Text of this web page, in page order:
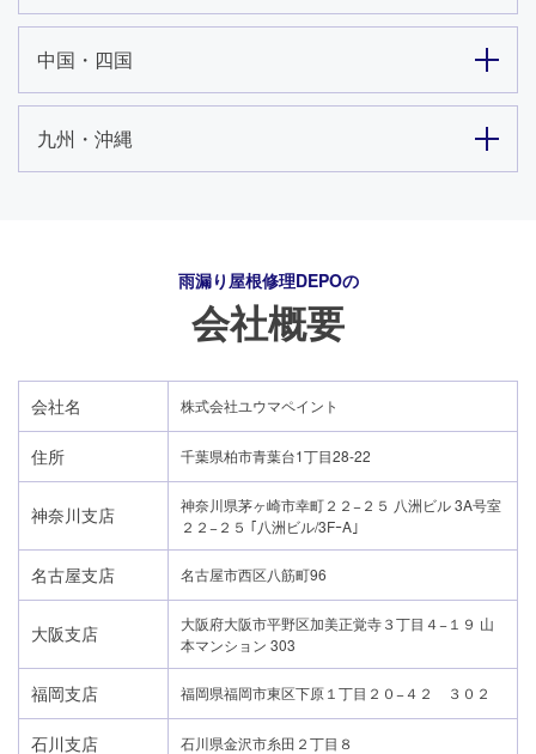
24時間365日対応
050-1883-0629
中国・四国
九州・沖縄
雨漏り屋根修理DEPOの
会社概要
会社名 株式会社ユウマペイント
住所 千葉県柏市青葉台1丁目28-22
神奈川支店
神奈川県茅ヶ崎市幸町２２−２５ 八洲ビル 3A号室
２２−２５ ｢八洲ビル/3FｰA｣
名古屋支店 名古屋市西区八筋町96
大阪支店
大阪府大阪市平野区加美正覚寺３丁目４−１９ 山
本マンション 303
福岡支店 福岡県福岡市東区下原１丁目２０−４２ ３０２
石川支店 石川県金沢市糸田２丁目８